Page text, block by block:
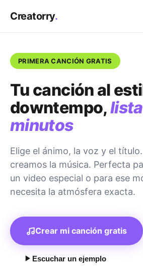
Creatorry.
PRIMERA CANCIÓN GRATIS
Tu canción al
downtempo,
minutos
Elige el ánimo, la voz y el
creamos la música. Perfecta
un video especial o para ese
necesita la atmósfera exacta.
Crear mi canción gratis
Escuchar un ejemplo